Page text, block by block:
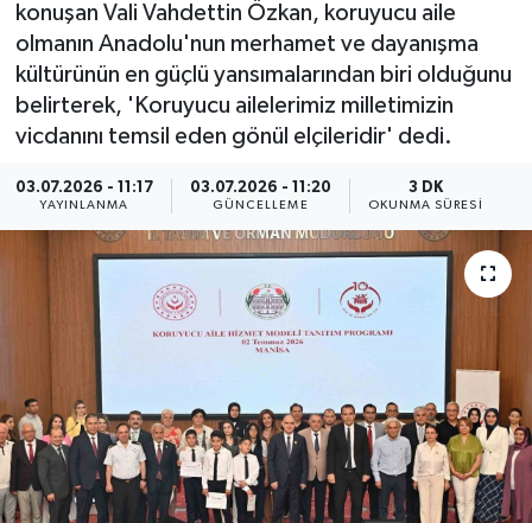
konuşan Vali Vahdettin Özkan, koruyucu aile
olmanın Anadolu'nun merhamet ve dayanışma
kültürünün en güçlü yansımalarından biri olduğunu
belirterek, 'Koruyucu ailelerimiz milletimizin
vicdanını temsil eden gönül elçileridir' dedi.
03.07.2026 - 11:17
YAYINLANMA
03.07.2026 - 11:20
GÜNCELLEME
3 DK
OKUNMA SÜRESI
Advertising news
Canlı Maç
ÇEVRE
Dış Haberler
Dünya
EĞİTİM
EKONOMİ
English News
Finans
Haber Arşivi